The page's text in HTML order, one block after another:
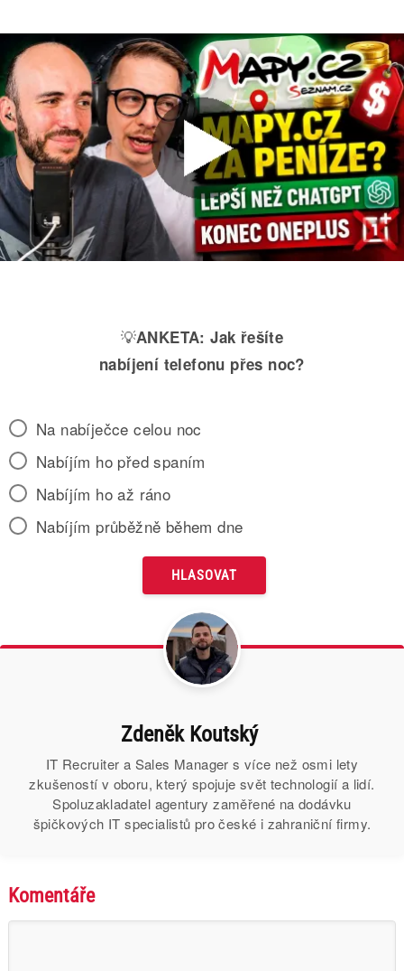
💡ANKETA: Jak řešíte
nabíjení telefonu přes noc?
Na nabíječce celou noc
Nabíjím ho před spaním
Nabíjím ho až ráno
Nabíjím průběžně během dne
Zdeněk Koutský
IT Recruiter a Sales Manager s více než osmi lety
zkušeností v oboru, který spojuje svět technologií a lidí.
Spoluzakladatel agentury zaměřené na dodávku
špičkových IT specialistů pro české i zahraniční firmy.
Komentáře